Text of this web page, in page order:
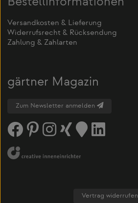
Versandkosten & Lieferung
Widerrufsrecht & Rücksendung
Zahlung & Zahlarten
gärtner Magazin
Zum Newsletter anmelden
Vertrag widerrufen